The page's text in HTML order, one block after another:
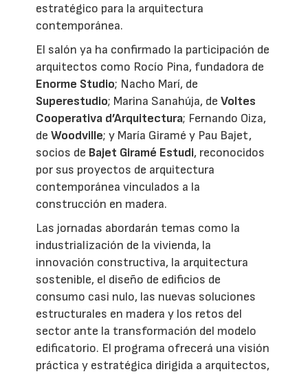
estratégico para la arquitectura
contemporánea.
El salón ya ha confirmado la participación de
arquitectos como Rocío Pina, fundadora de
Enorme Studio; Nacho Marí, de
Superestudio; Marina Sanahúja, deVoltes
Cooperativa d’Arquitectura; Fernando Oiza,
deWoodville; y María Giramé y Pau Bajet,
socios de Bajet Giramé Estudi, reconocidos
por sus proyectos de arquitectura
contemporánea vinculados a la
construcción en madera.
Las jornadas abordarán temas como la
industrialización de la vivienda, la
innovación constructiva, la arquitectura
sostenible, el diseño de edificios de
consumo casi nulo, las nuevas soluciones
estructurales en madera y los retos del
sector ante la transformación del modelo
edificatorio. El programa ofrecerá una visión
práctica y estratégica dirigida a arquitectos,